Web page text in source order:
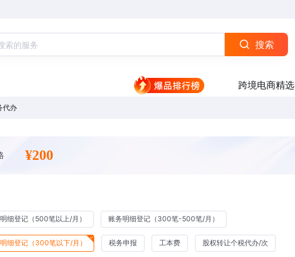
搜索
跨境电商精选
代办
¥200
细登记（500笔以上/月） 账务明细登记（300笔-500笔/月）
细登记（300笔以下/月） 税务申报 工本费 股权转让个税代办/次